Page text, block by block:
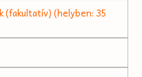
(fakultatív) (helyben: 35